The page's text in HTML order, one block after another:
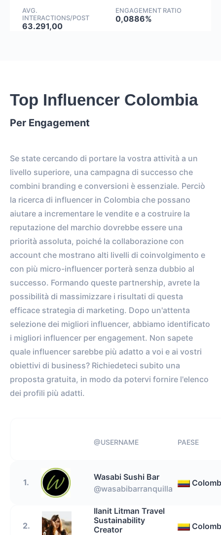
AVG.
INTERACTIONS/POST
63.291,00
ENGAGEMENT RATIO
0,0886%
Top Influencer Colombia
Per Engagement
Se state cercando di portare la vostra attività a un
livello superiore, una campagna di successo che
combini branding e conversioni è essenziale. Perciò
la ricerca di influencer in Colombia che possano
aiutare a incrementare le vendite e a costruire la
reputazione del marchio dovrebbe essere una
priorità assoluta, poiché la collaborazione con
account che mostrano alti livelli di coinvolgimento e
con più micro-influencer porterà senza dubbio al
successo. Formando queste partnership, avrete la
possibilità di massimizzare i risultati di questa
efficace strategia di marketing. Dopo un'attenta
selezione dei migliori influencer, abbiamo identificato
i migliori influencer per engagement. Non sapete
quale influencer sarebbe più adatto a voi e ai vostri
obiettivi di business? Richiedeteci subito una
proposta gratuita, in modo da potervi fornire l'elenco
dei profili più adatti.
@USERNAME PAESE
1.
Wasabi Sushi Bar
@wasabibarranquilla
2.
Ilanit Litman Travel
Sustainability
Creator